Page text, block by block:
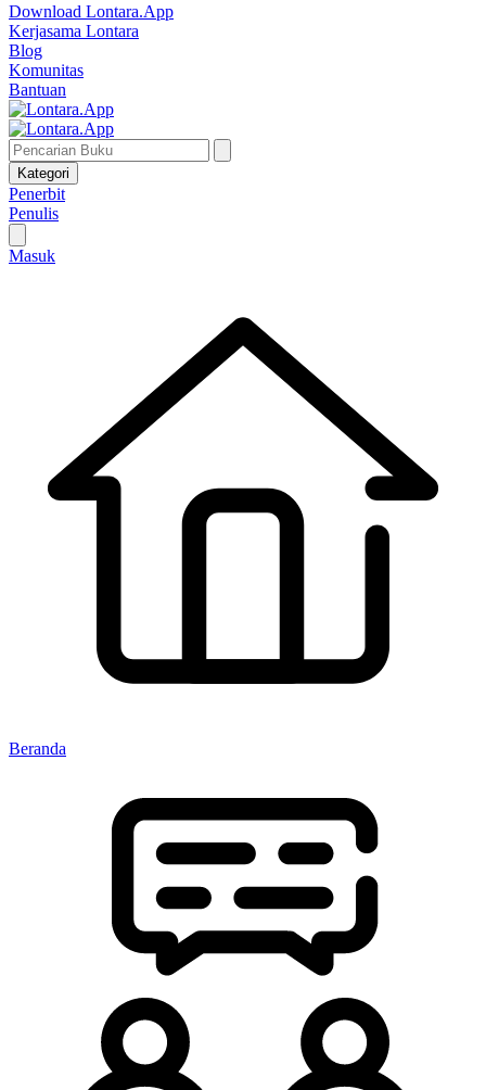
Download Lontara.App
Kerjasama Lontara
Blog
Komunitas
Bantuan
Kategori
Penerbit
Penulis
Masuk
Beranda